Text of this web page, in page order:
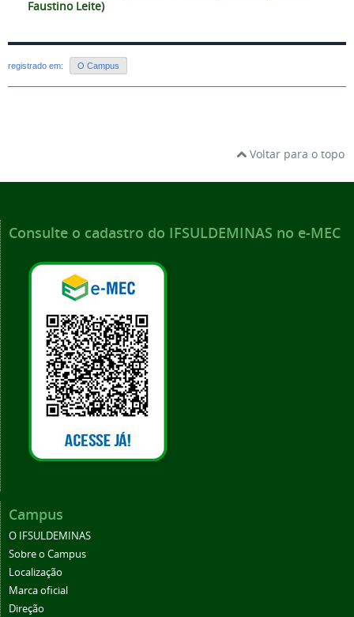
Faustino Leite)
registrado em: O Campus
Voltar para o topo
Consulte o cadastro do IFSULDEMINAS no e-MEC
Campus
O IFSULDEMINAS
Sobre o Campus
Localização
Marca oficial
Direção